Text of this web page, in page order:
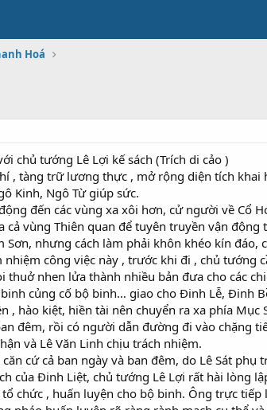
Hoá
chủ tướng Lê Lợi kế sách (Trích di cảo )
, tàng trữ lương thực , mở rộng diện tích khai
Kinh, Ngô Từ giúp sức.
đến các vùng xa xôi hơn, cử người về Cổ
cả vùng Thiên quan để tuyên truyền vận
Sơn, nhưng cách làm phải khôn khéo kín
nhiệm công việc này , trước khi đi , chủ
thuở nhen lửa thành nhiều bản đưa cho các
củng cố bộ binh… giao cho Đinh Lễ, Đinh
hào kiệt, hiền tài nên chuyển ra xa phía
đêm, rồi có người dẫn đường đi vào chặng
và Lê Văn Linh chịu trách nhiệm.
cứ cả ban ngày và ban đêm, do Lê Sát phụ
của Đinh Liệt, chủ tướng Lê Lợi rất hài lòng
chức , huấn luyện cho bộ binh. Ông trực